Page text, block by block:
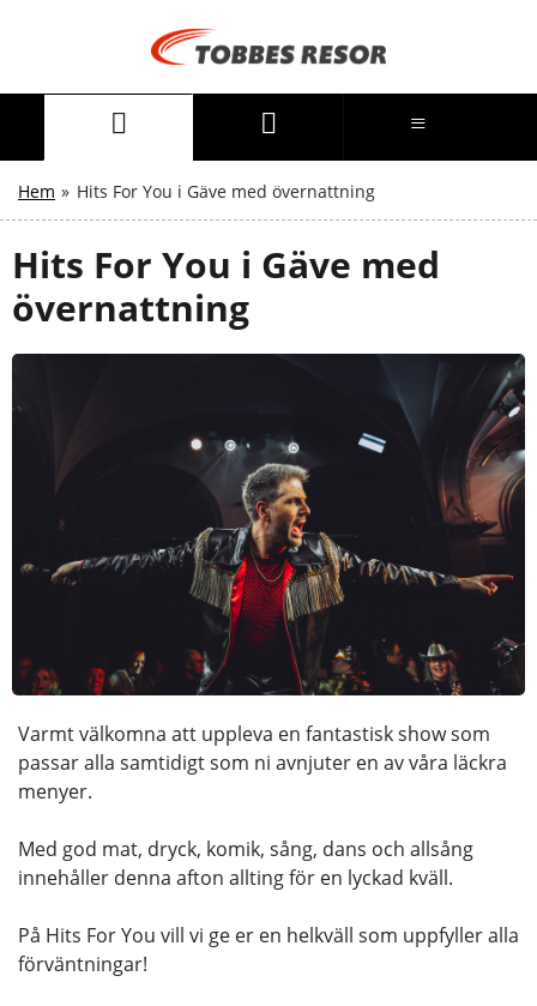
Hem » Hits For You i Gäve med övernattning
Hits For You i Gäve med
övernattning
Varmt välkomna att uppleva en fantastisk show som
passar alla samtidigt som ni avnjuter en av våra läckra
menyer.
Med god mat, dryck, komik, sång, dans och allsång
innehåller denna afton allting för en lyckad kväll.
På Hits For You vill vi ge er en helkväll som uppfyller alla
förväntningar!